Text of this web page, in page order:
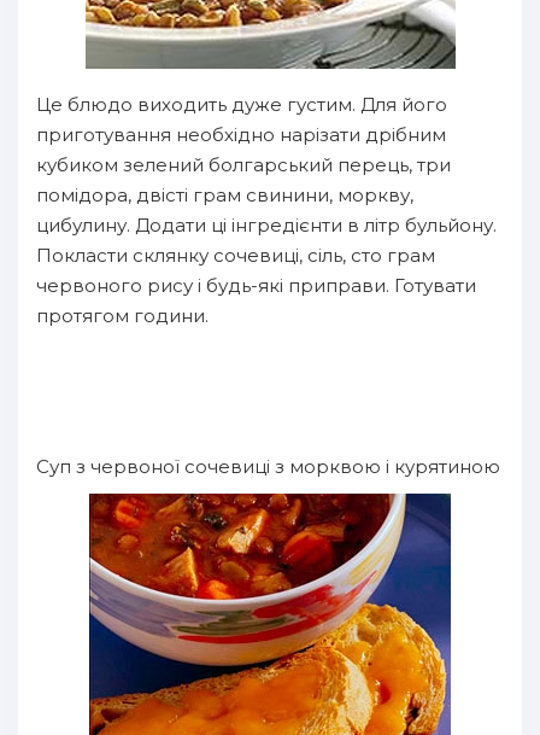
Це блюдо виходить дуже густим. Для його
приготування необхідно нарізати дрібним
кубиком зелений болгарський перець, три
помідора, двісті грам свинини, моркву,
цибулину. Додати ці інгредієнти в літр бульйону.
Покласти склянку сочевиці, сіль, сто грам
червоного рису і будь-які приправи. Готувати
протягом години.
Суп з червоної сочевиці з морквою і курятиною